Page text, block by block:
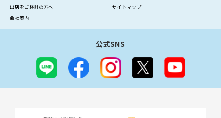
出店をご検討の方へ
サイトマップ
会社案内
公式SNS